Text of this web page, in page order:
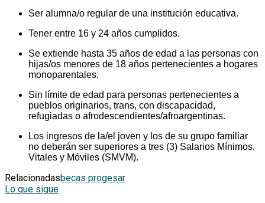
Ser alumna/o regular de una institución educativa.
Tener entre 16 y 24 años cumplidos.
Se extiende hasta 35 años de edad a las personas con
hijas/os menores de 18 años pertenecientes a hogares
monoparentales.
Sin límite de edad para personas pertenecientes a
pueblos originarios, trans, con discapacidad,
refugiadas o afrodescendientes/afroargentinas.
Los ingresos de la/el joven y los de su grupo familiar
no deberán ser superiores a tres (3) Salarios Mínimos,
Vitales y Móviles (SMVM).
Relacionadasbecas progesar
Lo que sigue